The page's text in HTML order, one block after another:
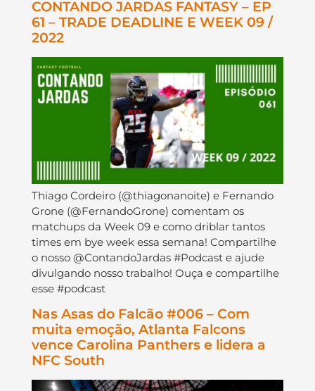
CONTANDO JARDAS FANTASY – EP
61 – TRADE DEADLINE E WEEK 09 /
2022
Thiago Cordeiro (@thiagonanoite) e Fernando
Grone (@FernandoGrone) comentam os
matchups da Week 09 e como driblar tantos
times em bye week essa semana! Compartilhe
o nosso @ContandoJardas #Podcast e ajude
divulgando nosso trabalho! Ouça e compartilhe
esse #podcast
Nas Asas do Falcão #006 – Com
muita emoção, Atlanta Falcons
vence Carolina Panthers e lidera a
NFC South